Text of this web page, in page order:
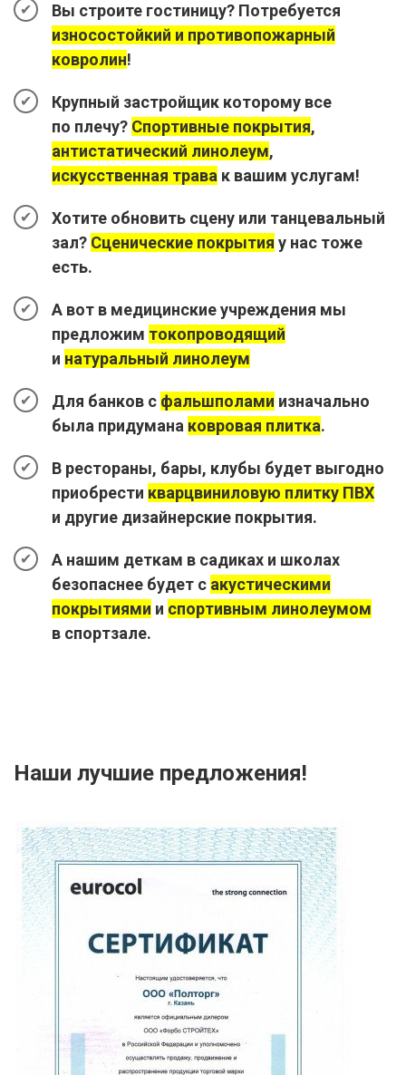
Вы строите гостиницу? Потребуется
износостойкий и противопожарный
ковролин!
Крупный застройщик которому все
по плечу? Спортивные покрытия,
антистатический линолеум,
искусственная трава к вашим услугам!
Хотите обновить сцену или танцевальный
зал? Сценические покрытия у нас тоже
есть.
А вот в медицинские учреждения мы
предложим токопроводящий
и натуральный линолеум
Для банков с фальшполами изначально
была придумана ковровая плитка.
В рестораны, бары, клубы будет выгодно
приобрести кварцвиниловую плитку ПВХ
и другие дизайнерские покрытия.
А нашим деткам в садиках и школах
безопаснее будет с акустическими
покрытиями и спортивным линолеумом
в спортзале.
Наши лучшие предложения!